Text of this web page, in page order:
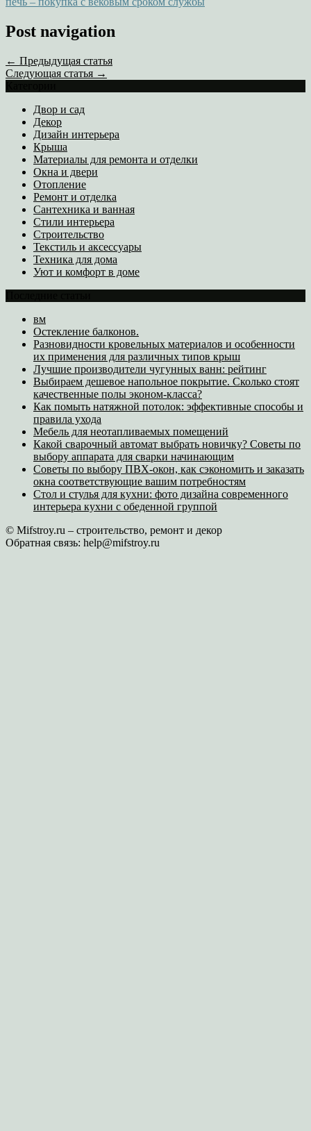
Post navigation
← Предыдущая статья
Следующая статья →
Двор и сад
Декор
Дизайн интерьера
Крыша
Материалы для ремонта и отделки
Окна и двери
Отопление
Ремонт и отделка
Сантехника и ванная
Стили интерьера
Строительство
Текстиль и аксессуары
Техника для дома
Уют и комфорт в доме
вм
Остекление балконов.
Разновидности кровельных материалов и особенности
их применения для различных типов крыш
Лучшие производители чугунных ванн: рейтинг
Выбираем дешевое напольное покрытие. Сколько стоят
качественные полы эконом-класса?
Как помыть натяжной потолок: эффективные способы и
правила ухода
Мебель для неотапливаемых помещений
Какой сварочный автомат выбрать новичку? Советы по
выбору аппарата для сварки начинающим
Советы по выбору ПВХ-окон, как сэкономить и заказать
окна соответствующие вашим потребностям
Стол и стулья для кухни: фото дизайна современного
интерьера кухни с обеденной группой
© Mifstroy.ru – строительство, ремонт и декор
Обратная связь: help@mifstroy.ru